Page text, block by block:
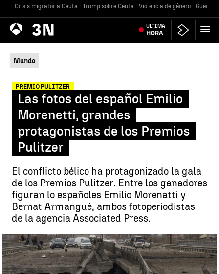
Crisis migratoria Ceuta Trump sobre Ceuta Violencia de género Guerra
Antena
3 Noticias ÚLTIMA
HORA
Mundo
PREMIO PULITZER
Las fotos del español Emilio
Morenetti, grandes
protagonistas de los Premios
Pulitzer
El conflicto bélico ha protagonizado la gala
de los Premios Pulitzer. Entre los ganadores
figuran lo españoles Emilio Morenatti y
Bernat Armangué, ambos fotoperiodistas
de la agencia Associated Press.
Las fotos del español, Emilio Morenetti |Emilio Morenatti